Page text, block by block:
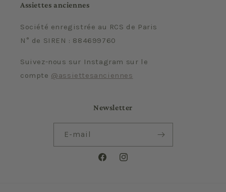
Assiettes anciennes
Société enregistrée au RCS de Paris
N° de SIREN : 884699760
Suivez-nous sur Instagram sur le
compte @assiettesanciennes
Newsletter
E-mail
FacebookInstagram